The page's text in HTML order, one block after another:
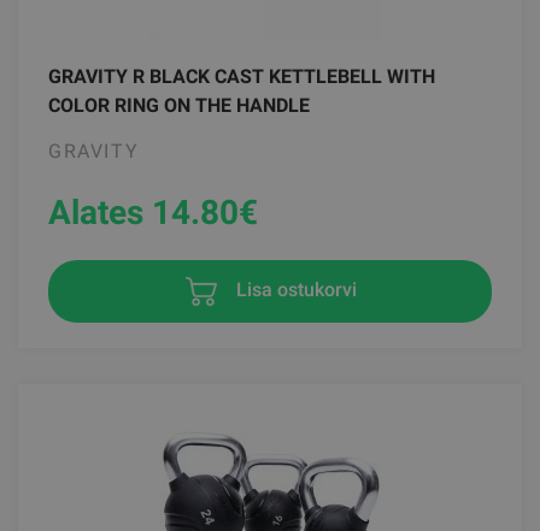
GRAVITY R BLACK CAST KETTLEBELL WITH
COLOR RING ON THE HANDLE
GRAVITY
Alates 14.80€
Lisa ostukorvi